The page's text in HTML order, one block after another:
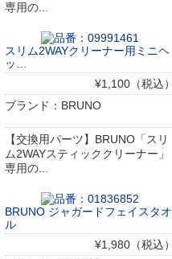
専用の...
スリム2WAYクリーナー用ミニヘ
ッ…
¥1,100（税込）
ブランド：BRUNO
【交換用パーツ】BRUNO「スリ
ム2WAYスティッククリーナー」
専用の...
BRUNO ジャガードフェイスタオ
ル
¥1,980（税込）